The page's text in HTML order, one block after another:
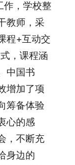
作，学校整
教师，采
程+互动交
，课程涵
中国书
增加了项
筹备体验
心的感
，不断充
身边的